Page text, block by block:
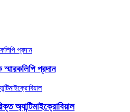
প্রদান
অ্যান্টিমাইক্রোবিয়াল